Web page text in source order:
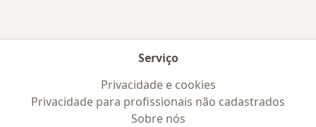
Serviço
Privacidade e cookies
Privacidade para profissionais não cadastrados
Sobre nós